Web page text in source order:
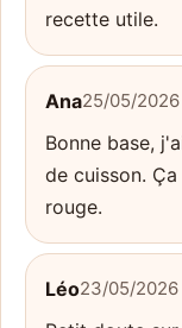
recette utile.
Ana25/05/
Bonne base,
de cuisson.
rouge.
Léo23/05/2026